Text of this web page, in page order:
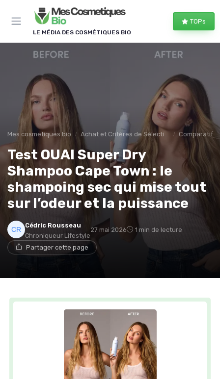
LE MÉDIA DES COSMÉTIQUES BIO
TOPs
Mes cosmetiques bio Achat et Critères de Sélection Comparatifs
Test OUAI Super Dry
Shampoo Cape Town : le
shampoing sec qui mise tout
sur l’odeur et la puissance
Cédric Rousseau
Chroniqueur Lifestyle
27 mai 2026 1 min de lecture
Partager cette page
Panneau de gestion des cookies